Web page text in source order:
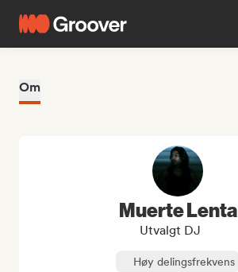
Om
Muerte Lenta
Utvalgt DJ
Høy delingsfrekvens